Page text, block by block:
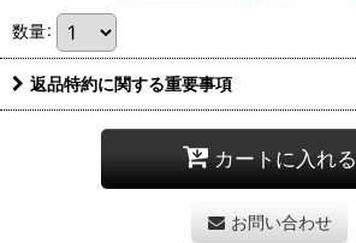
数量:
返品特約に関する重要事項
カートに入れる
お問い合わせ